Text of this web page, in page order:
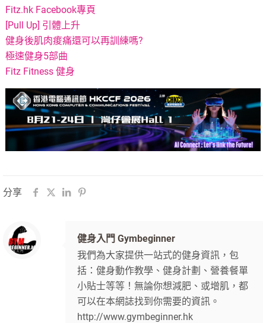
Fitz.hk Facebook專頁
[Pull Up] 引體上升
健身後肌肉痠痛還可以再訓練嗎?
極速健身5部曲
Fitz Fitness 健身
分享
健身入門 Gymbeginner
我們為大家提供一站式的健身資訊，包
括：健身動作教學、健身計劃、營養餐單
小貼士等等！無論你想減肥、或增肌，都
可以在本網誌找到你需要的資訊。
http://www.gymbeginner.hk